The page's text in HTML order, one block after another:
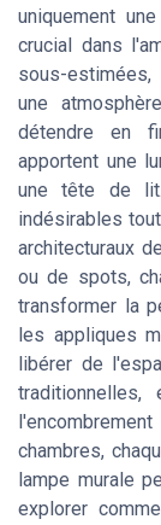
uniquement
crucial dans
sous-
une
détendre en
apportent une
une tête de
indésirables
architecturaux
ou de spots,
transformer la
les appliques
libérer de
chambres,
lampe murale
explorer